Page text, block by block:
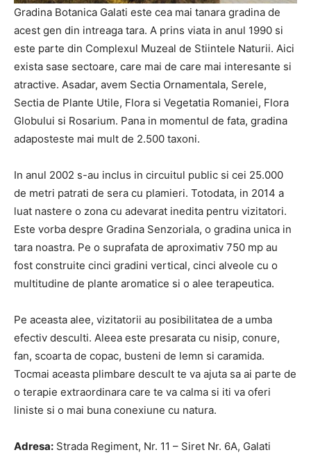
Gradina Botanica Galati este cea mai tanara gradina de
acest gen din intreaga tara. A prins viata in anul 1990 si
este parte din Complexul Muzeal de Stiintele Naturii. Aici
exista sase sectoare, care mai de care mai interesante si
atractive. Asadar, avem Sectia Ornamentala, Serele,
Sectia de Plante Utile, Flora si Vegetatia Romaniei, Flora
Globului si Rosarium. Pana in momentul de fata, gradina
adaposteste mai mult de 2.500 taxoni.
In anul 2002 s-au inclus in circuitul public si cei 25.000
de metri patrati de sera cu plamieri. Totodata, in 2014 a
luat nastere o zona cu adevarat inedita pentru vizitatori.
Este vorba despre Gradina Senzoriala, o gradina unica in
tara noastra. Pe o suprafata de aproximativ 750 mp au
fost construite cinci gradini vertical, cinci alveole cu o
multitudine de plante aromatice si o alee terapeutica.
Pe aceasta alee, vizitatorii au posibilitatea de a umba
efectiv desculti. Aleea este presarata cu nisip, conure,
fan, scoarta de copac, busteni de lemn si caramida.
Tocmai aceasta plimbare descult te va ajuta sa ai parte de
o terapie extraordinara care te va calma si iti va oferi
liniste si o mai buna conexiune cu natura.
Adresa: Strada Regiment, Nr. 11 – Siret Nr. 6A, Galati